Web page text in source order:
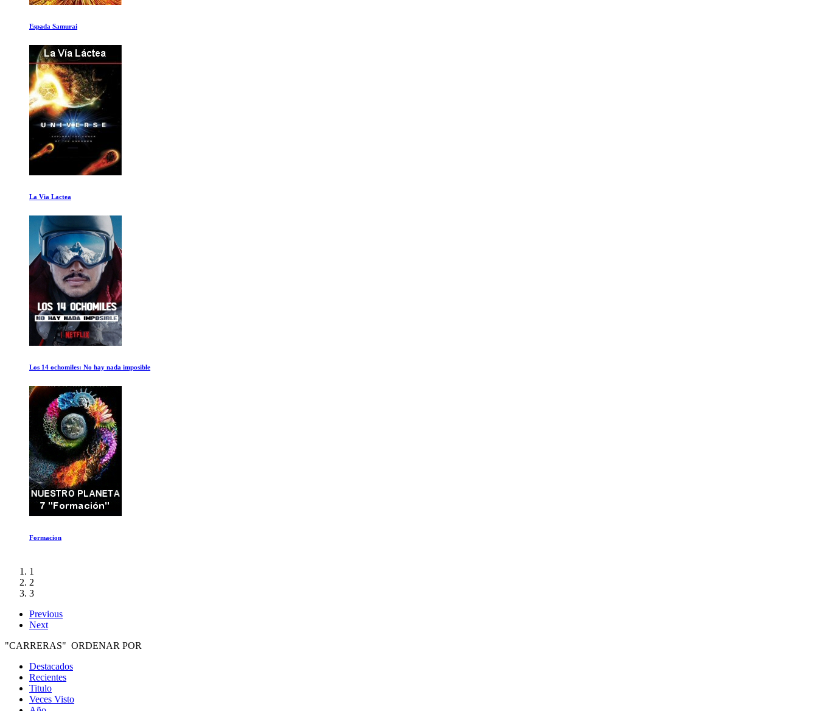
Pompeya antes del desastre con Tom Hiddleston
Secretos del Universo: Hay Un creador
Guerra
Cazadores de trufas
1
2
3
Previous
Next
"CARRERAS" ORDENAR POR
Destacados
Recientes
Titulo
Veces Visto